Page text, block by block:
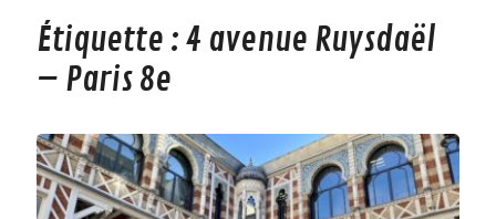
Étiquette :4 avenue Ruysdaël
– Paris 8e